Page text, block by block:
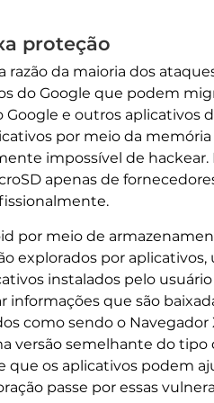
proteção
da maioria dos
do Google que podem
Google e outros
por meio da
impossível de hackear.
apenas de
por meio de
explorados por aplicativos,
instalados pelo
que são
como sendo o Navegador
versão semelhante do
os aplicativos podem
passe por essas